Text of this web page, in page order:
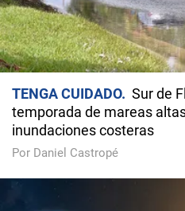
TENGA CUIDADO
Sur de
temporada de mareas
inundaciones costeras
Por Daniel Castropé